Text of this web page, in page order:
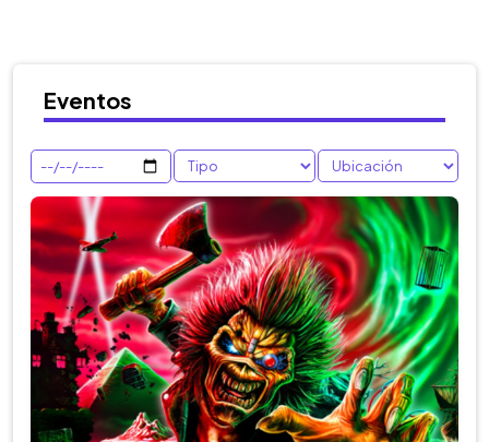
Eventos